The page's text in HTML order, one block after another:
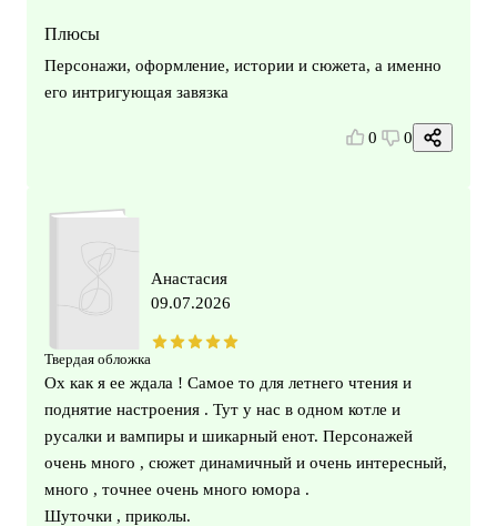
Плюсы
Персонажи, оформление, истории и сюжета, а именно
его интригующая завязка
0 0
Твердая обложка
Анастасия
09.07.2026
Ох как я ее ждала ! Самое то для летнего чтения и
поднятие настроения . Тут у нас в одном котле и
русалки и вампиры и шикарный енот. Персонажей
очень много , сюжет динамичный и очень интересный,
много , точнее очень много юмора .
Шуточки , приколы.